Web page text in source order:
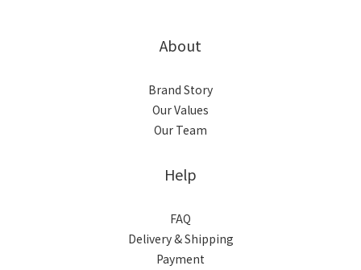
About
Brand Story
Our Values
Our Team
Help
FAQ
Delivery & Shipping
Payment